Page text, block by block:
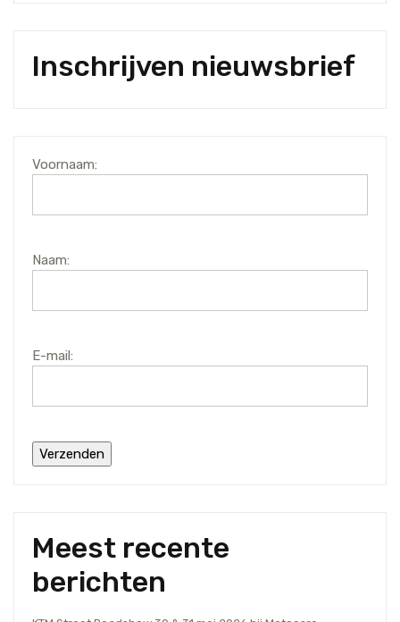
Inschrijven nieuwsbrief
Voornaam:
Naam:
E-mail:
Meest recente
berichten